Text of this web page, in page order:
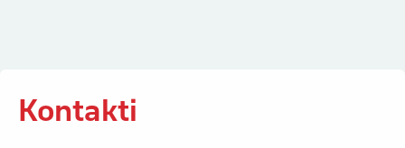
Kontakti